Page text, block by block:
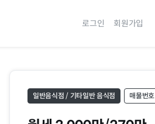
로그인 회원가입
일반음식점 / 기타일반 음식점 매물번